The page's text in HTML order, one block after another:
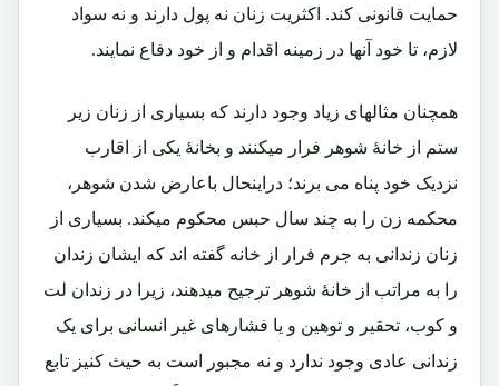
حمایت قانونی کند. اکثریت زنان نه پول دارند و نه سواد
لازم، تا خود آنها در زمینه اقدام و از خود دفاع نمایند.
همچنان مثالهای زیاد وجود دارند که بسیاری از زنان زیر
ستم از خانۀ شوهر فرار میکنند و بخانۀ یکی از اقارب
نزدیک خود پناه می برند؛ دراینحال باعارض شدن شوهر،
محکمه زن را به چند سال حبس محکوم میکند. بسیاری از
زنان زندانی به جرم فرار از خانه گفته اند که ایشان زندان
را به مراتب از خانۀ شوهر ترجیح میدهند، زیرا در زندان لت
و کوب، تحقیر و توهین و یا فشارهای غیر انسانی برای یک
زندانی عادی وجود ندارد و نه مجبور است به حیث کنیز تابع